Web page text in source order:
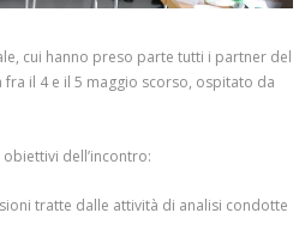
cui hanno preso parte tutti i partner del
il 4 e il 5 maggio scorso, ospitato da
dell’incontro:
tratte dalle attività di analisi condotte